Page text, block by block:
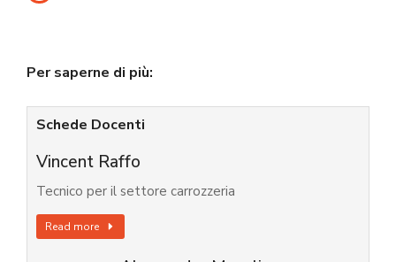
Per saperne di più:
Schede Docenti
Vincent Raffo
Tecnico per il settore carrozzeria
Read more